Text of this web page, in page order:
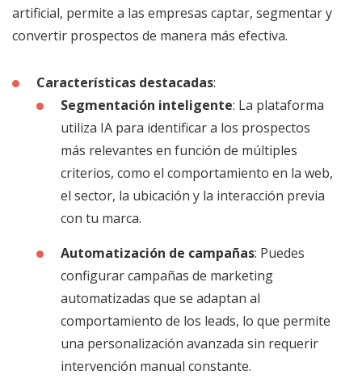
artificial, permite a las empresas captar, segmentar y
convertir prospectos de manera más efectiva.
Características destacadas:
Segmentación inteligente: La plataforma
utiliza IA para identificar a los prospectos
más relevantes en función de múltiples
criterios, como el comportamiento en la web,
el sector, la ubicación y la interacción previa
con tu marca.
Automatización de campañas: Puedes
configurar campañas de marketing
automatizadas que se adaptan al
comportamiento de los leads, lo que permite
una personalización avanzada sin requerir
intervención manual constante.